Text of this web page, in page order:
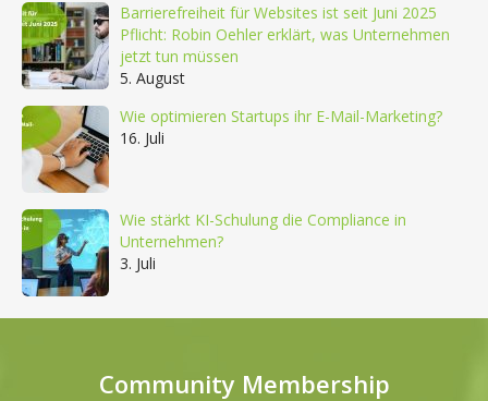
Barrierefreiheit für Websites ist seit Juni 2025
Pflicht: Robin Oehler erklärt, was Unternehmen
jetzt tun müssen
5. August
Wie optimieren Startups ihr E-Mail-Marketing?
16. Juli
Wie stärkt KI-Schulung die Compliance in
Unternehmen?
3. Juli
Community Membership